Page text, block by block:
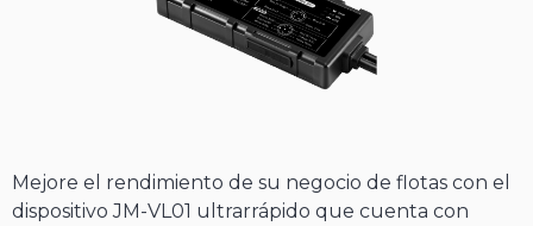
Mejore el rendimiento de su negocio de flotas con el
dispositivo JM-VL01 ultrarrápido que cuenta con